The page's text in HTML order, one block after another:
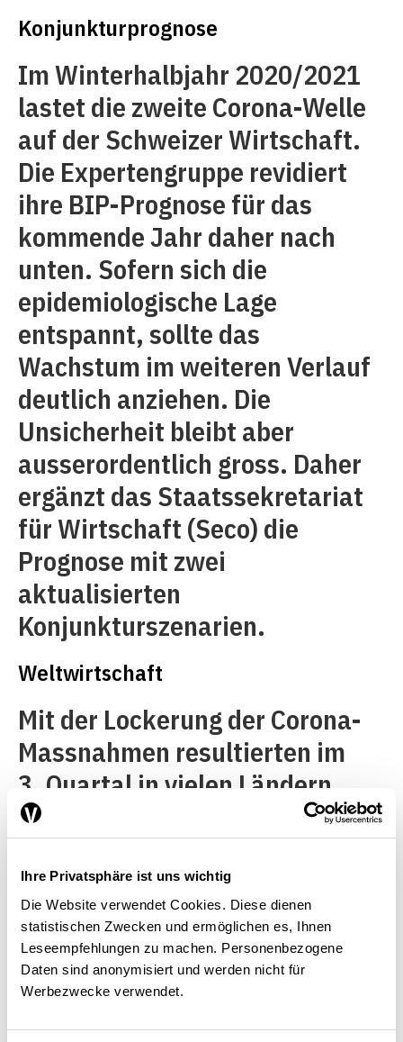
Ihre Privatsphäre ist uns wichtig
Die Website verwendet Cookies. Diese dienen
statistischen Zwecken und ermöglichen es, Ihnen
Leseempfehlungen zu machen. Personenbezogene
Daten sind anonymisiert und werden nicht für
Werbezwecke verwendet.
Konjunkturprognose
Im Winterhalbjahr 2020/2021
lastet die zweite Corona-Welle
auf der Schweizer Wirtschaft.
Die Expertengruppe revidiert
ihre BIP-Prognose für das
kommende Jahr daher nach
unten. Sofern sich die
epidemiologische Lage
entspannt, sollte das
Wachstum im weiteren Verlauf
deutlich anziehen. Die
Unsicherheit bleibt aber
ausserordentlich gross. Daher
ergänzt das Staatssekretariat
für Wirtschaft (Seco) die
Prognose mit zwei
aktualisierten
Konjunkturszenarien.
Weltwirtschaft
Mit der Lockerung der Corona-
Massnahmen resultierten im
3. Quartal in vielen Ländern
historische Anstiege des BIP,
ausgehend von den sehr tiefen
Ständen des Vorquartals. Im
Verlauf des Herbsts
verschlechterte sich die
epidemiologische Lage